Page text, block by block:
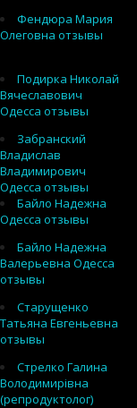
Фендюра Мария
Олеговна отзывы
Подирка Николай
Вячеславович
Одесса отзывы
Забранский
Владислав
Владимирович
Одесса отзывы
Байло Надежна
Одесса отзывы
Байло Надежна
Валерьевна Одесса
отзывы
Старущенко
Татьяна Евгеньевна
отзывы
Стрелко Галина
Володимирівна
(репродуктолог)